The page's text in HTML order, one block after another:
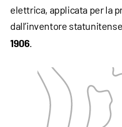
elettrica, applicata per la
dall’inventore statunitense
1906